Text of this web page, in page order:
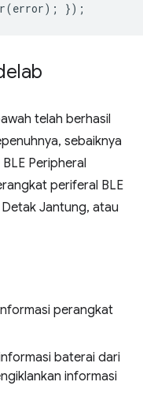
(error); });
telah berhasil
sebaiknya
Peripheral
periferal BLE
Jantung, atau
perangkat
baterai dari
informasi